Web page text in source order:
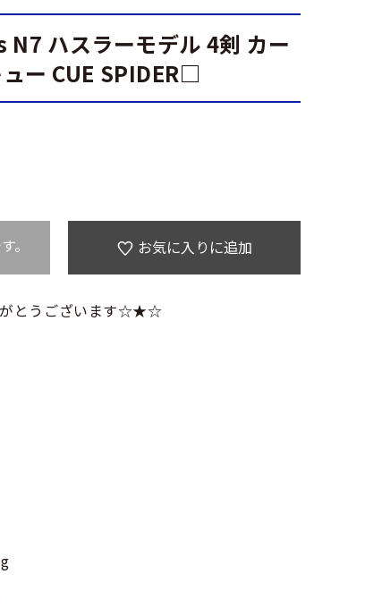
ハスラーモデル 4剣 カー
ー CUE SPIDER□
。 お気に入りに追加
とうございます☆★☆